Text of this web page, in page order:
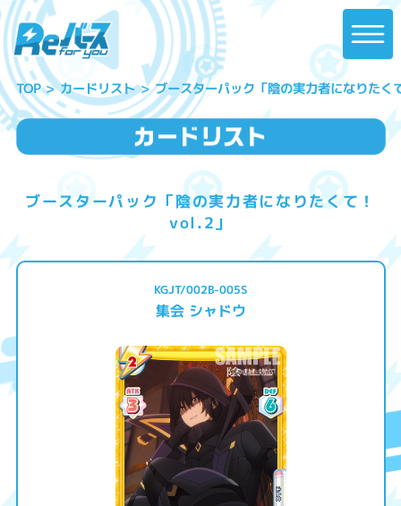
TOP カードリスト ブースターパック「陰の実力者になりた
ブースターパック「陰の実力者になりたくて！
vol.2」
KGJT/002B-005S
集会 シャドウ